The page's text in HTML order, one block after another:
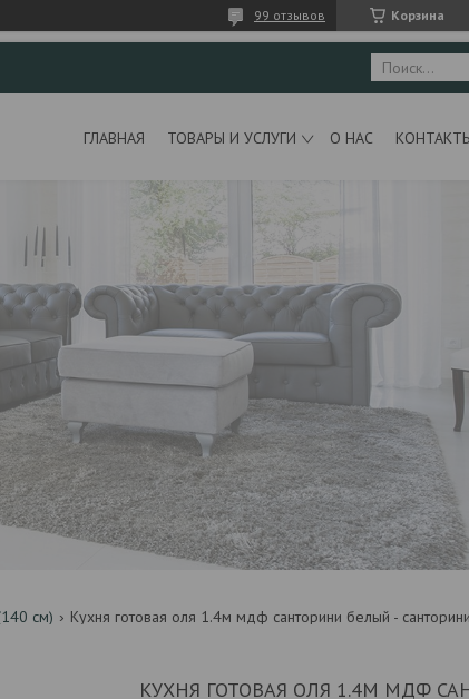
Корзина
99 отзывов
ГЛАВНАЯ ТОВАРЫ И УСЛУГИ О НАС
см) Кухня готовая оля 1.4м мдф санторини белый -
КУХНЯ ГОТОВАЯ ОЛЯ 1.4М МДФ